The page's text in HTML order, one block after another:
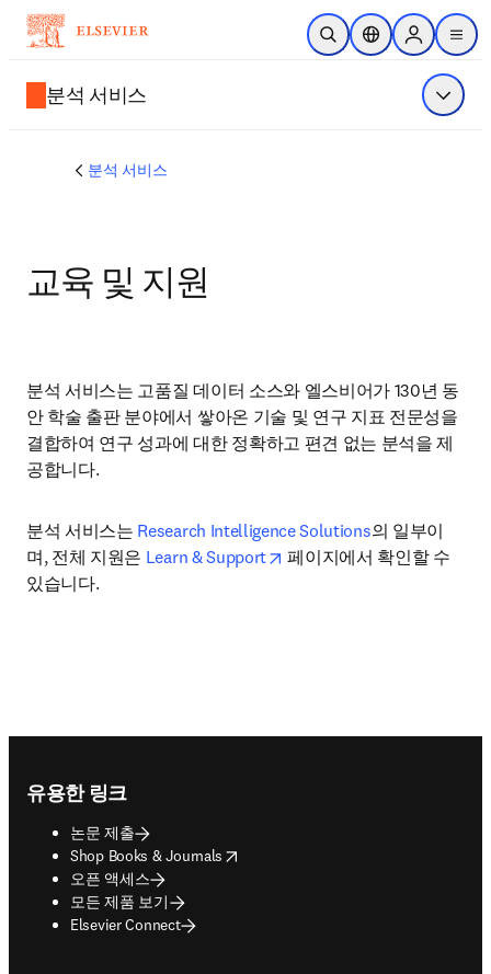
주요 콘텐츠로 건너뛰기
검색 열기위치 선택기Sign in to
menu
분석 서비스 메뉴
분석 서비스
교육 및 지원
분석 서비스는 고품질 데이터 소스와 엘스비어가 130년 동
안 학술 출판 분야에서 쌓아온 기술 및 연구 지표 전문성을
결합하여 연구 성과에 대한 정확하고 편견 없는 분석을 제
공합니다.
분석 서비스는 Research Intelligence Solutions의 일부이
며, 전체 지원은 Learn & Support opens in new tab/window
페이지에서 확인할 수
있습니다.
유용한 링크
논문 제출
Shop Books & Journals
opens in new tab/window
오픈 액세스
모든 제품 보기
Elsevier Connect